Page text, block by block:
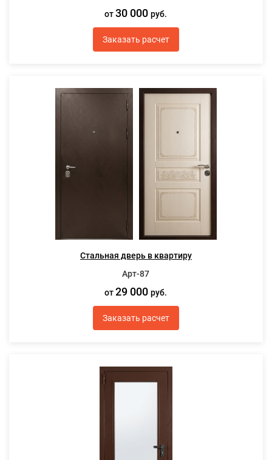
от30 000руб.
Заказать расчет
Стальная дверь в квартиру
Арт-87
от29 000руб.
Заказать расчет